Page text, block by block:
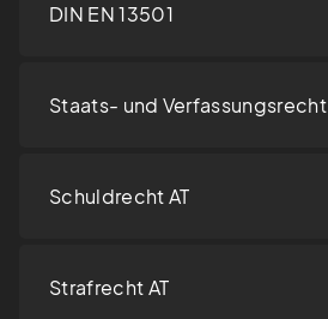
DIN EN 13501
Staats- und Verfassungsrecht
Schuldrecht AT
Strafrecht AT